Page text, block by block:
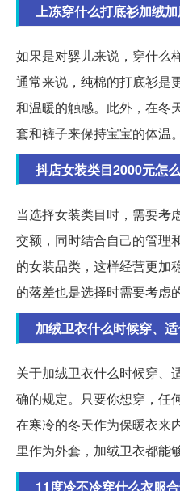
上冻穿什么打底衫加绒
如果是对婴儿来说，穿什么
通常来说，纯棉的打底衫是
和温暖的触感。此外，在冬
套和裤子来保持宝宝的体温。
抖店女装类目2000元怎
当选择女装类目时，需要考
交额，同时结合自己的管理
的女装品类，这样经营更加
的落差也是选择时需要考虑
加绒卫衣什么时候穿、
关于加绒卫衣什么时候穿、
确的规定。只要你想穿，任
在寒冷的冬天作为保暖衣来
里作为外套，加绒卫衣都能
11度冷不冷穿什么衣服